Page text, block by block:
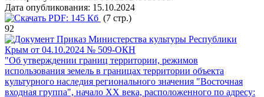
Дата опубликования: 15.10.2024
PDF: 145 Кб (7 стр.)
92
Приказ Министерства культуры Республики
Крым от 04.10.2024 № 509-ОКН
"Об утверждении границ территории, режимов
использования земель в границах территории объекта
культурного наследия регионального значения "Восточная
входная группа", начало XX века, расположенного по адресу: